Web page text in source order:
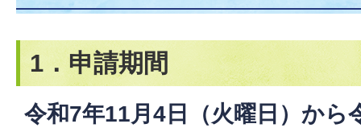
1．申請期間
令和7年11月4日（火曜日）から